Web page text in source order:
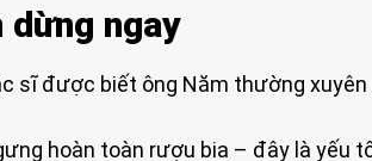
dừng ngay
sĩ được biết ông Năm thường
hoàn toàn rượu bia – đây là yếu